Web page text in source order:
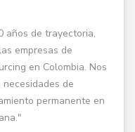
años de trayectoria,
empresas de
en Colombia. Nos
de
permanente en